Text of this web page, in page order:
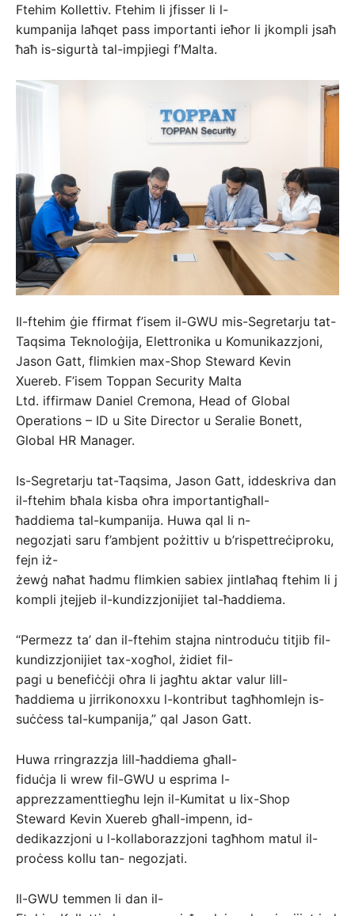
Ftehim Kollettiv. Ftehim li jfisser li l-
kumpanija laħqet pass importanti ieħor li jkompli jsaħ
ħaħ is-sigurtà tal-impjiegi f’Malta.
Il-ftehim ġie ffirmat f’isem il-GWU mis-Segretarju tat-
Taqsima Teknoloġija, Elettronika u Komunikazzjoni,
Jason Gatt, flimkien max-Shop Steward Kevin
Xuereb. F’isem Toppan Security Malta
Ltd. iffirmaw Daniel Cremona, Head of Global
Operations – ID u Site Director u Seralie Bonett,
Global HR Manager.
Is-Segretarju tat-Taqsima, Jason Gatt, iddeskriva dan
il-ftehim bħala kisba oħra importantigħall-
ħaddiema tal-kumpanija. Huwa qal li n-
negozjati saru f’ambjent pożittiv u b’rispettreċiproku,
fejn iż-
żewġ naħat ħadmu flimkien sabiex jintlaħaq ftehim li j
kompli jtejjeb il-kundizzjonijiet tal-ħaddiema.
“Permezz ta’ dan il-ftehim stajna nintroduċu titjib fil-
kundizzjonijiet tax-xogħol, żidiet fil-
pagi u benefiċċji oħra li jagħtu aktar valur lill-
ħaddiema u jirrikonoxxu l-kontribut tagħhomlejn is-
suċċess tal-kumpanija,” qal Jason Gatt.
Huwa rringrazzja lill-ħaddiema għall-
fiduċja li wrew fil-GWU u esprima l-
apprezzamenttiegħu lejn il-Kumitat u lix-Shop
Steward Kevin Xuereb għall-impenn, id-
dedikazzjoni u l-kollaborazzjoni tagħhom matul il-
proċess kollu tan- negozjati.
Il-GWU temmen li dan il-